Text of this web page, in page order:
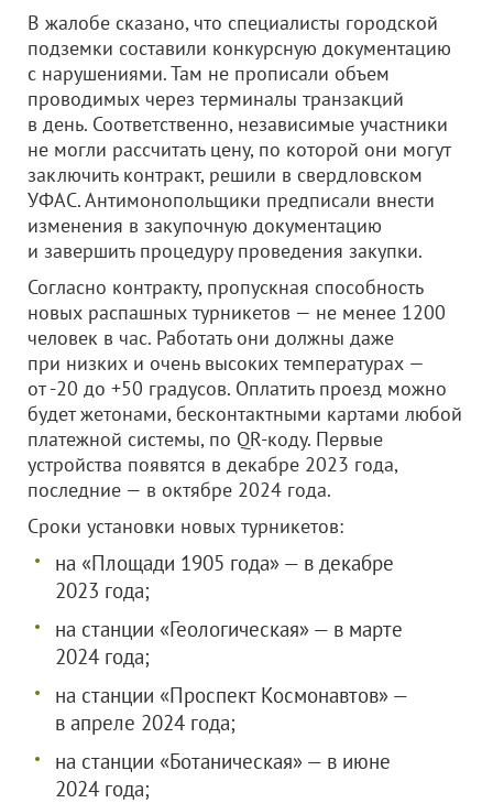
В жалобе сказано, что специалисты городской
подземки составили конкурсную документацию
с нарушениями. Там не прописали объем
проводимых через терминалы транзакций
в день. Соответственно, независимые участники
не могли рассчитать цену, по которой они могут
заключить контракт, решили в свердловском
УФАС. Антимонопольщики предписали внести
изменения в закупочную документацию
и завершить процедуру проведения закупки.
Согласно контракту, пропускная способность
новых распашных турникетов — не менее 1200
человек в час. Работать они должны даже
при низких и очень высоких температурах —
от -20 до +50 градусов. Оплатить проезд можно
будет жетонами, бесконтактными картами любой
платежной системы, по QR-коду. Первые
устройства появятся в декабре 2023 года,
последние — в октябре 2024 года.
Сроки установки новых турникетов:
на «Площади 1905 года» — в декабре
2023 года;
на станции «Геологическая» — в марте
2024 года;
на станции «Проспект Космонавтов» —
в апреле 2024 года;
на станции «Ботаническая» — в июне
2024 года;